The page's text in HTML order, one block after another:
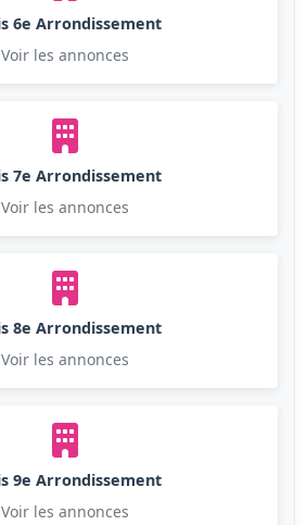
6e Arrondissement
Voir les annonces
7e Arrondissement
Voir les annonces
8e Arrondissement
Voir les annonces
9e Arrondissement
Voir les annonces